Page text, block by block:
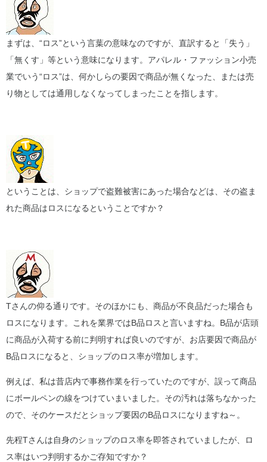
まずは、“ロス”という言葉の意味なのですが、直訳すると「失う」
「無くす」等という意味になります。アパレル・ファッション小売
業でいう“ロス”は、何かしらの要因で商品が無くなった、または売
り物としては通用しなくなってしまったことを指します。
ということは、ショップで盗難被害にあった場合などは、その盗ま
れた商品はロスになるということですか？
Tさんの仰る通りです。そのほかにも、商品が不良品だった場合も
ロスになります。これを業界ではB品ロスと言いますね。B品が店頭
に商品が入荷する前に判明すれば良いのですが、お店要因で商品が
B品ロスになると、ショップのロス率が増加します。
例えば、私は昔店内で事務作業を行っていたのですが、誤って商品
にボールペンの線をつけていまいました。その汚れは落ちなかった
ので、そのケースだとショップ要因のB品ロスになりますね～。
先程Tさんは自身のショップのロス率を即答されていましたが、ロ
ス率はいつ判明するかご存知ですか？